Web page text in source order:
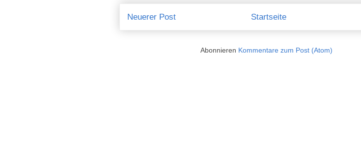
Neuerer Post Startseite
Abonnieren Kommentare zum Post (Atom)